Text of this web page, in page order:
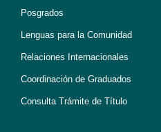
Posgrados
Lenguas para la Comunidad
Relaciones Internacionales
Coordinación de Graduados
Consulta Trámite de Título